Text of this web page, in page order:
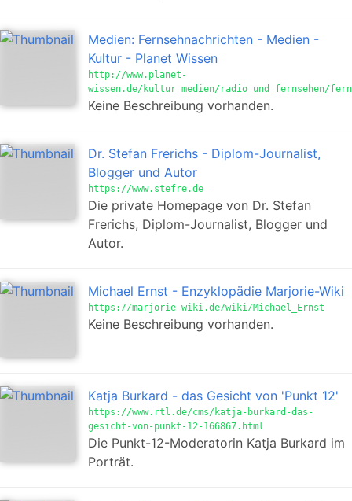
Medien: Fernsehnachrichten - Medien -
Kultur - Planet Wissen
http://www.planet-
wissen.de/kultur_medien/radio_und_fernsehen/
Keine Beschreibung vorhanden.
Dr. Stefan Frerichs - Diplom-Journalist,
Blogger und Autor
https://www.stefre.de
Die private Homepage von Dr. Stefan
Frerichs, Diplom-Journalist, Blogger und
Autor.
Michael Ernst - Enzyklopädie Marjorie-Wiki
https://marjorie-wiki.de/wiki/Michael_Ernst
Keine Beschreibung vorhanden.
Katja Burkard - das Gesicht von 'Punkt 12'
https://www.rtl.de/cms/katja-burkard-das-
gesicht-von-punkt-12-166867.html
Die Punkt-12-Moderatorin Katja Burkard im
Porträt.